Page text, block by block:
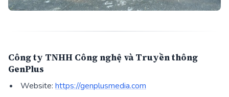
Công ty TNHH Công nghệ và Truyền thông
GenPlus
Website: https://genplusmedia.com